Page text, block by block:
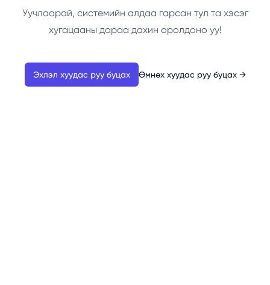
Уучлаарай, системийн алдаа гарсан тул та хэсэг
хугацааны дараа дахин оролдоно уу!
Эхлэл хуудас руу буцах Өмнөх хуудас руу буцах →